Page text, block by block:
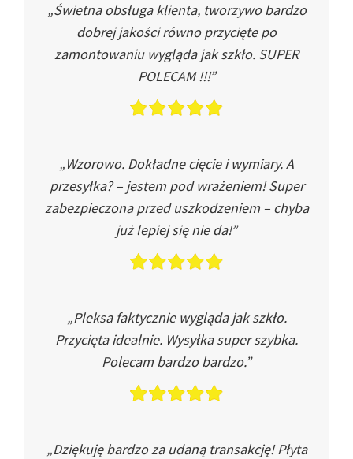
„Świetna obsługa klienta, tworzywo bardzo
dobrej jakości równo przycięte po
zamontowaniu wygląda jak szkło. SUPER
POLECAM !!!”
„Wzorowo. Dokładne cięcie i wymiary. A
przesyłka? – jestem pod wrażeniem! Super
zabezpieczona przed uszkodzeniem – chyba
już lepiej się nie da!”
„Pleksa faktycznie wygląda jak szkło.
Przycięta idealnie. Wysyłka super szybka.
Polecam bardzo bardzo.”
„Dziękuję bardzo za udaną transakcję! Płyta